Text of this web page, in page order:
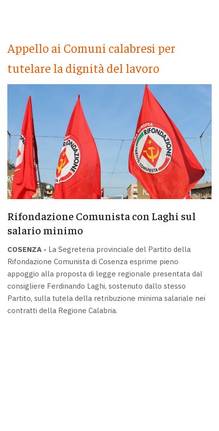
Appello ai Comuni calabresi per
tutelare la dignità del lavoro
Rifondazione Comunista con Laghi sul
salario minimo
COSENZA - La Segreteria provinciale del Partito della
Rifondazione Comunista di Cosenza esprime pieno
appoggio alla proposta di legge regionale presentata dal
consigliere Ferdinando Laghi, sostenuto dallo stesso
Partito, sulla tutela della retribuzione minima salariale nei
contratti della Regione Calabria.